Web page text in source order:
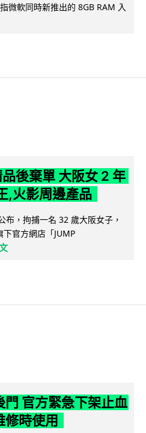
微軟同時新推出的 8GB RAM 入
後棄單 大阪女 2 年
,火影周邊產品
布，拘捕一名 32 歲大阪女子，
官方網店「JUMP
官方緊急下架止血
時使用